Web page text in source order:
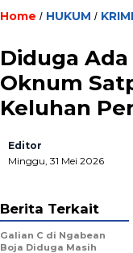
Home / HUKUM /
Diduga
Oknum
Keluhan
Editor
Minggu, 31 Mei 2026
Berita Terkait
Galian C di Ngabean
Boja Diduga Masih